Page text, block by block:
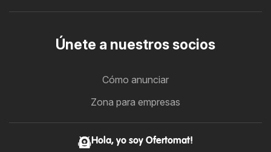
Únete a nuestros socios
Cómo anunciar
Zona para empresas
Hola, yo soy Ofertomat!